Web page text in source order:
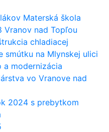
Materská škola
Vranov nad Topľou
chladiacej
smútku na Mlynskej ulici
a modernizácia
vo Vranove nad
2024 s prebytkom